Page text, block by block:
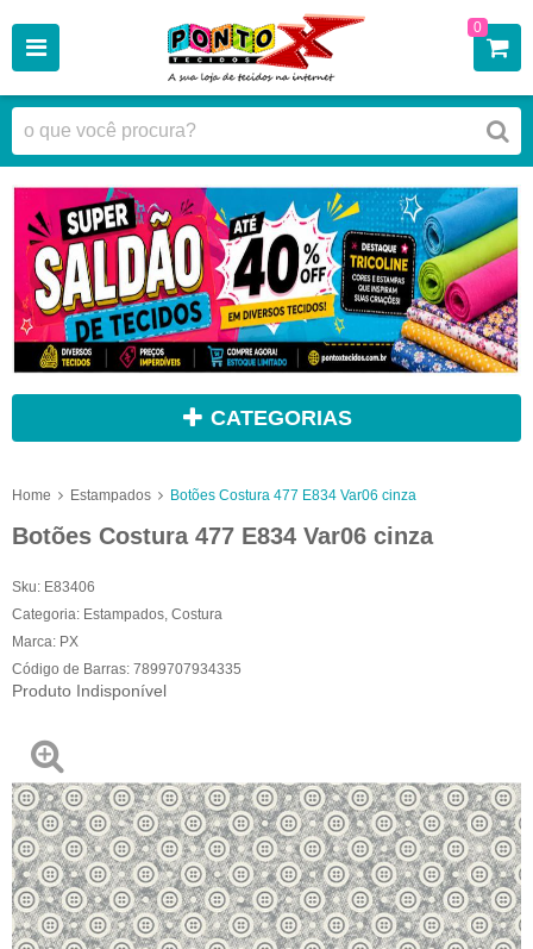
0
CATEGORIAS
Home Estampados Botões Costura 477 E834 Var06 cinza
Botões Costura 477 E834 Var06 cinza
Sku: E83406
Categoria: Estampados, Costura
Marca: PX
Código de Barras: 7899707934335
Produto Indisponível